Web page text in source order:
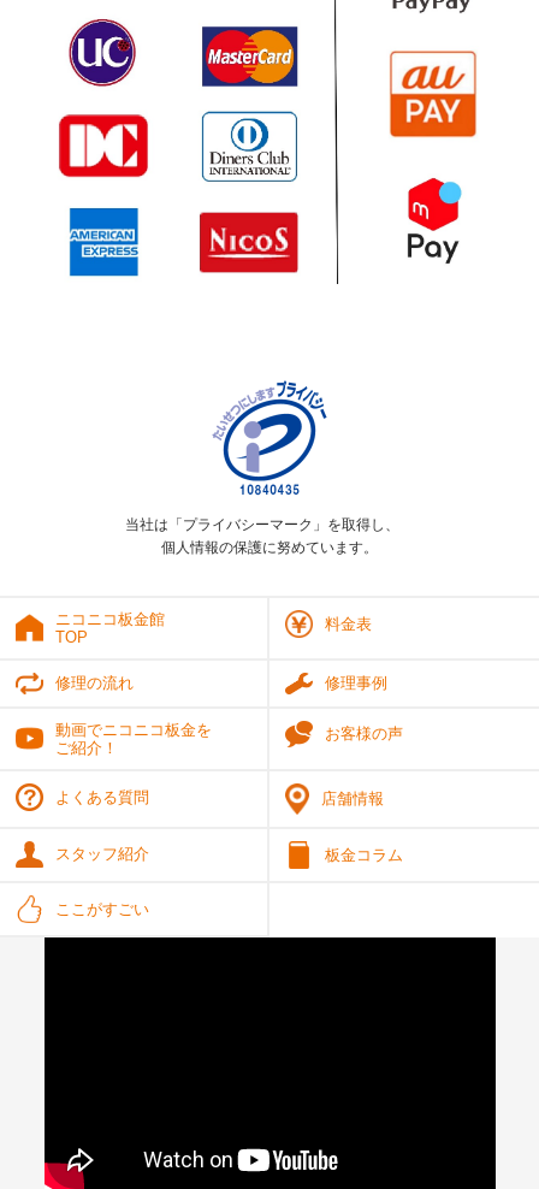
当社は「プライバシーマーク」を取得し、
個人情報の保護に努めています。
ニコニコ板金館
TOP
料金表
修理の流れ 修理事例
動画でニコニコ板金を
ご紹介！
お客様の声
よくある質問 店舗情報
スタッフ紹介 板金コラム
ここがすごい